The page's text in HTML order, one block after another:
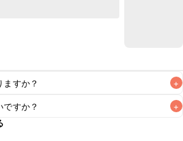
ますか？ +
ですか？ +
中が目安です。なるべくお早めにお召